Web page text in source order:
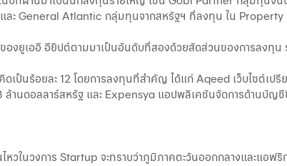
และ General Atlantic กลุ่มทุนจากสหรัฐฯ ที่ลงทุน ใน
องยูเออี อียิปต์ตามมาเป็นอันดับที่สองด้วยสัดส่วนของการลงทุ
ป็นร้อยละ 12 โดยการลงทุนที่สําคัญ ได้แก่ Aqeed เว็บไซต์เป
านดอลลาร์สหรัฐ และ Expensya แอปพลิเคชันจัดการด้านบัญ
วในวงการ Startup จะทราบว่าภูมิภาคตะวันออกกลางและแ